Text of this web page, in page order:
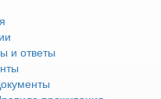
и ответы
+ 3 доп. место.
стоящий домик.